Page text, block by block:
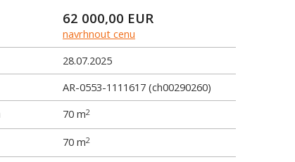
62 000,00 EUR
navrhnout cenu
28.07.2025
AR-0553-1111617 (ch00290260)
70 m2
70 m2